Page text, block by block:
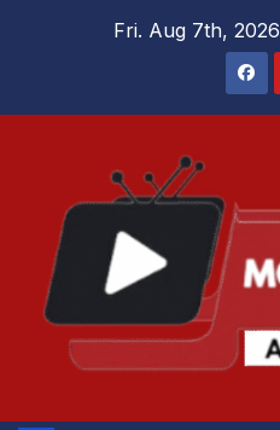
Fri. Aug 7th, 2026